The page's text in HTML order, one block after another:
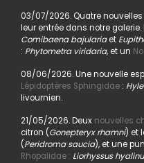
03/07/2026. Quatre
leur entrée dans notre galerie.
Comibaena bajulariaet
: Phytometra viridaria, et un
08/06/2026. Une nouvelle
Lépidoptères Sphingidae:
livournien.
21/05/2026. Deux nouvelles
citron (Gonepteryx rhamni) et
(Peridroma saucia), et une
Rhopalidae : Liorhyssus